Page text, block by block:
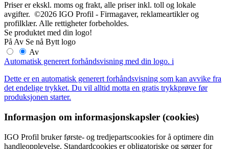
Priser er ekskl. moms og frakt, alle priser inkl. toll og lokale
avgifter. ©2026 IGO Profil - Firmagaver, reklameartikler og
profilklær. Alle rettigheter forbeholdes.
Se produktet med din logo!
På Av Se nå Bytt logo
Av
Automatisk generert forhåndsvisning med din logo. i
Dette er en automatisk generert forhåndsvisning som kan avvike fra
det endelige trykket. Du vil alltid motta en gratis trykkprøve før
produksjonen starter.
Informasjon om informasjonskapsler (cookies)
IGO Profil bruker første- og tredjepartscookies for å optimere din
handleopplevelse. Standardcookies er obligatoriske og sørger for